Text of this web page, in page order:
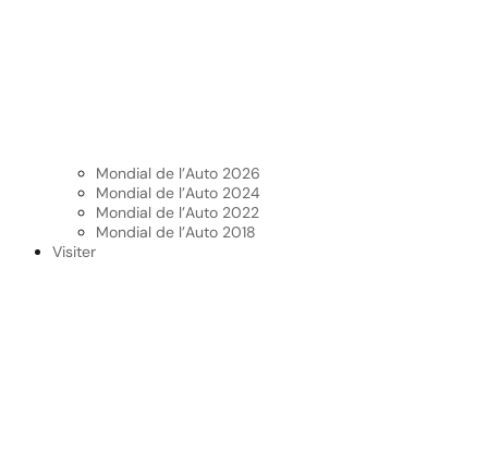
Mondial de l’Auto 2026
Mondial de l’Auto 2024
Mondial de l’Auto 2022
Mondial de l’Auto 2018
Visiter